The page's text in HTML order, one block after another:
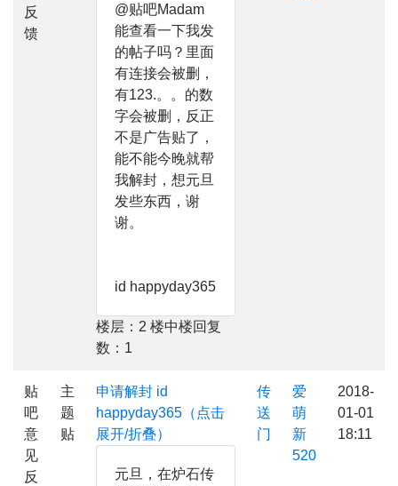
反
馈
@贴吧Madam
能查看一下我发
的帖子吗？里面
有连接会被删，
有123.。。的数
字会被删，反正
不是广告贴了，
能不能今晚就帮
我解封，想元旦
发些东西，谢
谢。
id happyday365
楼层：2 楼中楼回复
数：1
贴
吧
意
见
反
主
题
贴
申请解封 id
happyday365（点击
展开/折叠）
元旦，在炉石传
传
送
门
爱
萌
新
520
2018-
01-01
18:11